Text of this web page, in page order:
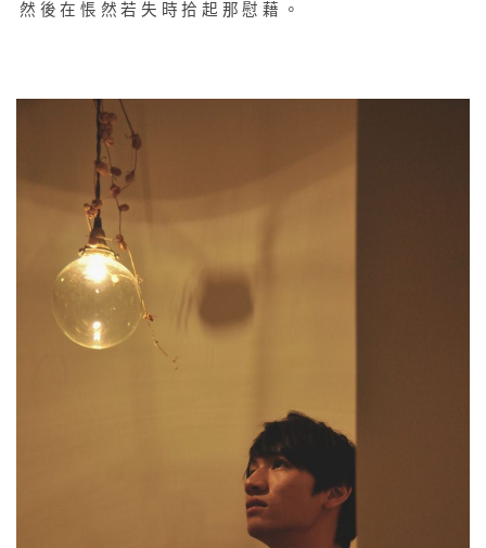
然後在悵然若失時拾起那慰藉。